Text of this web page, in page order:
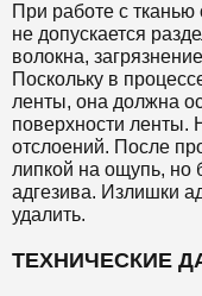
При работе с тканью
не допускается
волокна,
Поскольку в
ленты, она должна
поверхности ленты.
отслоений. После
липкой на ощупь, но
адгезива. Излишки
удалить.
ТЕХНИЧЕСКИЕ